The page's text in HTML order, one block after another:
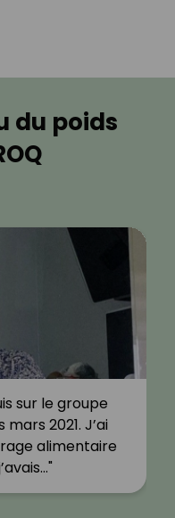
du poids
sur le groupe
2021. J’ai
alimentaire